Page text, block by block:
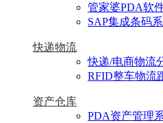
管家婆PDA软
SAP集成条码
快递物流
快递/电商物流
RFID整车物流
资产仓库
PDA资产管理